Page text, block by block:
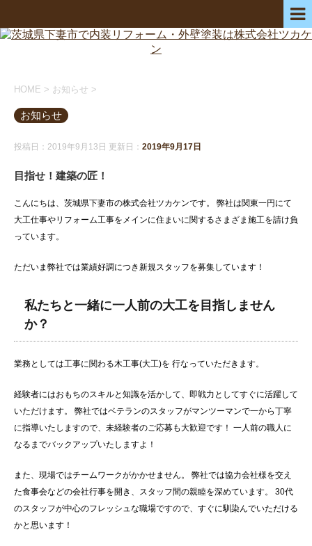
HOME > お知らせ >
お知らせ
投稿日：2019年9月13日 更新日： 2019年9月17日
目指せ！建築の匠！
こんにちは、茨城県下妻市の株式会社ツカケンです。 弊社は関東一円にて
大工仕事やリフォーム工事をメインに住まいに関するさまざま施工を請け負
っています。
ただいま弊社では業績好調につき新規スタッフを募集しています！
私たちと一緒に一人前の大工を目指しません
か？
業務としては工事に関わる木工事(大工)を 行なっていただきます。
経験者にはおもちのスキルと知識を活かして、即戦力としてすぐに活躍して
いただけます。 弊社ではベテランのスタッフがマンツーマンで一から丁寧
に指導いたしますので、未経験者のご応募も大歓迎です！ 一人前の職人に
なるまでバックアップいたしますよ！
また、現場ではチームワークがかかせません。 弊社では協力会社様を交え
た食事会などの会社行事を開き、スタッフ間の親睦を深めています。 30代
のスタッフが中心のフレッシュな職場ですので、すぐに馴染んでいただける
かと思います！